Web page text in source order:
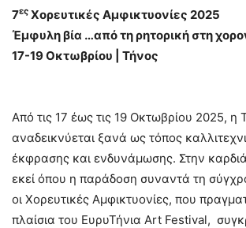
7ες Χορευτικές Αμφικτυονίες 2025
Έμφυλη βία …από τη ρητορική στη
17-19 Οκτωβρίου | Τήνος
Από τις 17 έως τις 19 Οκτωβρίου 2025, η
αναδεικνύεται ξανά ως τόπος
έκφρασης και ενδυνάμωσης. Στην καρδιά
εκεί όπου η παράδοση συναντά τη
οι Χορευτικές Αμφικτυονίες, που
πλαίσια του ΕυρυΤήνια Art Festival,